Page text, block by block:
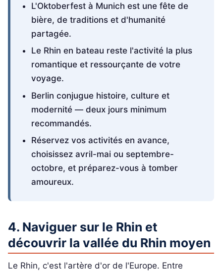
L'Oktoberfest à Munich est une fête de
bière, de traditions et d'humanité
partagée.
Le Rhin en bateau reste l'activité la plus
romantique et ressourçante de votre
voyage.
Berlin conjugue histoire, culture et
modernité — deux jours minimum
recommandés.
Réservez vos activités en avance,
choisissez avril-mai ou septembre-
octobre, et préparez-vous à tomber
amoureux.
4. Naviguer sur le Rhin et
découvrir la vallée du Rhin moyen
Le Rhin, c'est l'artère d'or de l'Europe. Entre